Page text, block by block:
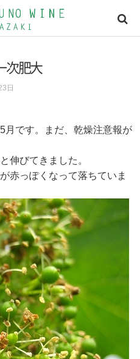
ョッピング
ガジン
合わせ
情報
次肥大
日
月です。まだ、乾燥注意報が
伸びてきました。
赤っぽくなって落ちていま